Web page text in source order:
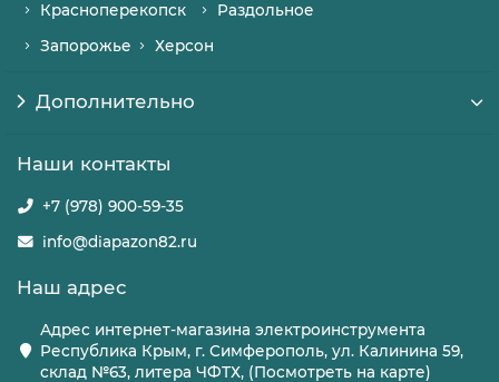
Красноперекопск
Раздольное
Запорожье
Херсон
Дополнительно
Наши контакты
+7 (978) 900-59-35
info@diapazon82.ru
Наш адрес
Адрес интернет-магазина электроинструмента
Республика Крым, г. Симферополь, ул. Калинина 59,
склад №63, литера ЧФТХ, (Посмотреть на карте)